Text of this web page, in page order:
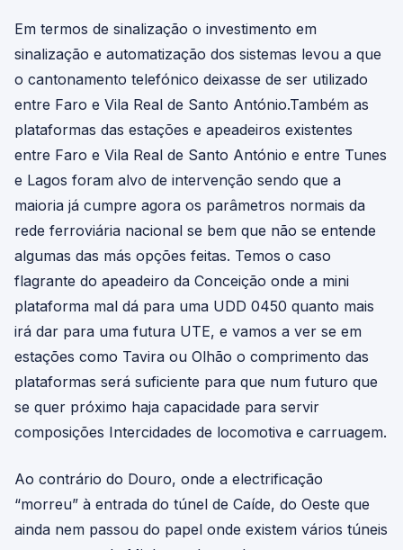
Em termos de sinalização o investimento em
sinalização e automatização dos sistemas levou a que
o cantonamento telefónico deixasse de ser utilizado
entre Faro e Vila Real de Santo António.Também as
plataformas das estações e apeadeiros existentes
entre Faro e Vila Real de Santo António e entre Tunes
e Lagos foram alvo de intervenção sendo que a
maioria já cumpre agora os parâmetros normais da
rede ferroviária nacional se bem que não se entende
algumas das más opções feitas. Temos o caso
flagrante do apeadeiro da Conceição onde a mini
plataforma mal dá para uma UDD 0450 quanto mais
irá dar para uma futura UTE, e vamos a ver se em
estações como Tavira ou Olhão o comprimento das
plataformas será suficiente para que num futuro que
se quer próximo haja capacidade para servir
composições Intercidades de locomotiva e carruagem.
Ao contrário do Douro, onde a electrificação
“morreu” à entrada do túnel de Caíde, do Oeste que
ainda nem passou do papel onde existem vários túneis